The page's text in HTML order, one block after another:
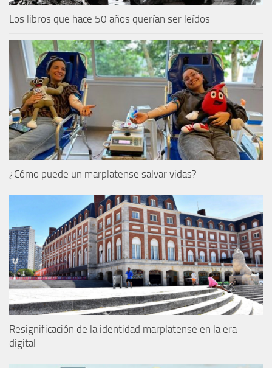
Los libros que hace 50 años querían ser leídos
¿Cómo puede un marplatense salvar vidas?
Resignificación de la identidad marplatense en la era
digital